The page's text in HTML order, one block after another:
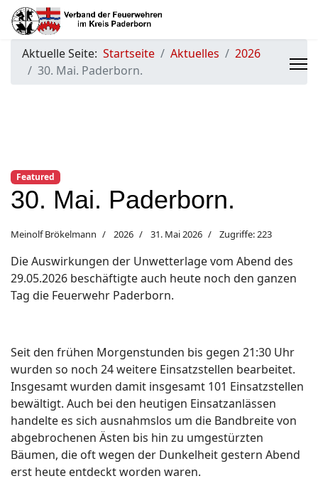
Aktuelle Seite: Startseite Aktuelles
2026
30. Mai. Paderborn.
Featured
30. Mai. Paderborn.
Meinolf Brökelmann 2026 31. Mai 2026 Zugriffe: 223
Die Auswirkungen der Unwetterlage vom Abend des
29.05.2026 beschäftigte auch heute noch den ganzen
Tag die Feuerwehr Paderborn.
Seit den frühen Morgenstunden bis gegen 21:30 Uhr
wurden so noch 24 weitere Einsatzstellen bearbeitet.
Insgesamt wurden damit insgesamt 101 Einsatzstellen
bewältigt. Auch bei den heutigen Einsatzanlässen
handelte es sich ausnahmslos um die Bandbreite von
abgebrochenen Ästen bis hin zu umgestürzten
Bäumen, die oft wegen der Dunkelheit gestern Abend
erst heute entdeckt worden waren.